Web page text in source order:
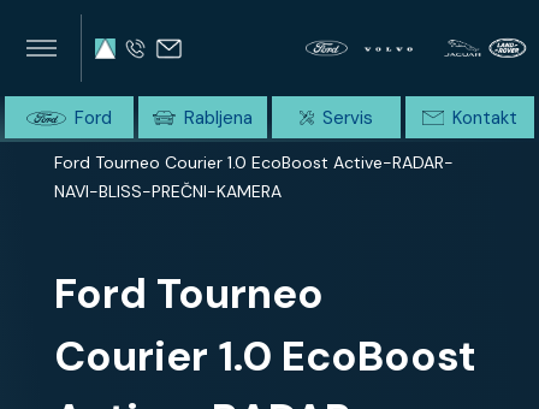
SUMMIT AVTO
Home
Domov
Celotna ponudba
Ford Tourneo Courier 1.0 EcoBoost Active-RADAR-
NAVI-BLISS-PREČNI-KAMERA
Ford Tourneo
Courier 1.0 EcoBoost
Ford Rabljena Servis Kontakt
×
×